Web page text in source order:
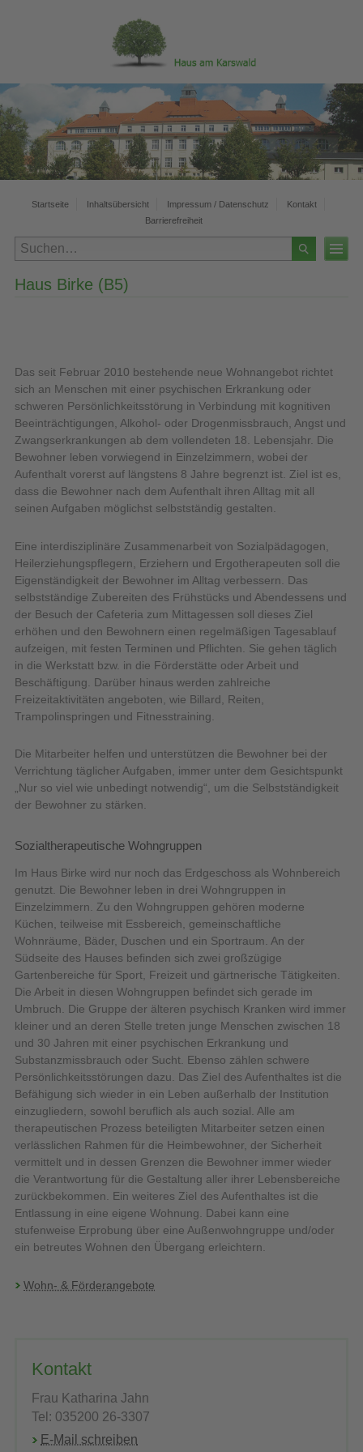
Startseite Inhaltsübersicht Impressum / Datenschutz
Kontakt
Barrierefreiheit
Haus Birke (B5)
Das seit Februar 2010 bestehende neue Wohnangebot richtet
sich an Menschen mit einer psychischen Erkrankung oder
schweren Persönlichkeitsstörung in Verbindung mit kognitiven
Beeinträchtigungen, Alkohol- oder Drogenmissbrauch, Angst und
Zwangserkrankungen ab dem vollendeten 18. Lebensjahr. Die
Bewohner leben vorwiegend in Einzelzimmern, wobei der
Aufenthalt vorerst auf längstens 8 Jahre begrenzt ist. Ziel ist es,
dass die Bewohner nach dem Aufenthalt ihren Alltag mit all
seinen Aufgaben möglichst selbstständig gestalten.
Eine interdisziplinäre Zusammenarbeit von Sozialpädagogen,
Heilerziehungspflegern, Erziehern und Ergotherapeuten soll die
Eigenständigkeit der Bewohner im Alltag verbessern. Das
selbstständige Zubereiten des Frühstücks und Abendessens und
der Besuch der Cafeteria zum Mittagessen soll dieses Ziel
erhöhen und den Bewohnern einen regelmäßigen Tagesablauf
aufzeigen, mit festen Terminen und Pflichten. Sie gehen täglich
in die Werkstatt bzw. in die Förderstätte oder Arbeit und
Beschäftigung. Darüber hinaus werden zahlreiche
Freizeitaktivitäten angeboten, wie Billard, Reiten,
Trampolinspringen und Fitnesstraining.
Die Mitarbeiter helfen und unterstützen die Bewohner bei der
Verrichtung täglicher Aufgaben, immer unter dem Gesichtspunkt
„Nur so viel wie unbedingt notwendig“, um die Selbstständigkeit
der Bewohner zu stärken.
Sozialtherapeutische Wohngruppen
Im Haus Birke wird nur noch das Erdgeschoss als Wohnbereich
genutzt. Die Bewohner leben in drei Wohngruppen in
Einzelzimmern. Zu den Wohngruppen gehören moderne
Küchen, teilweise mit Essbereich, gemeinschaftliche
Wohnräume, Bäder, Duschen und ein Sportraum. An der
Südseite des Hauses befinden sich zwei großzügige
Gartenbereiche für Sport, Freizeit und gärtnerische Tätigkeiten.
Die Arbeit in diesen Wohngruppen befindet sich gerade im
Umbruch. Die Gruppe der älteren psychisch Kranken wird immer
kleiner und an deren Stelle treten junge Menschen zwischen 18
und 30 Jahren mit einer psychischen Erkrankung und
Substanzmissbrauch oder Sucht. Ebenso zählen schwere
Persönlichkeitsstörungen dazu. Das Ziel des Aufenthaltes ist die
Befähigung sich wieder in ein Leben außerhalb der Institution
einzugliedern, sowohl beruflich als auch sozial. Alle am
therapeutischen Prozess beteiligten Mitarbeiter setzen einen
verlässlichen Rahmen für die Heimbewohner, der Sicherheit
vermittelt und in dessen Grenzen die Bewohner immer wieder
die Verantwortung für die Gestaltung aller ihrer Lebensbereiche
zurückbekommen. Ein weiteres Ziel des Aufenthaltes ist die
Entlassung in eine eigene Wohnung. Dabei kann eine
stufenweise Erprobung über eine Außenwohngruppe und/oder
ein betreutes Wohnen den Übergang erleichtern.
Wohn- & Förderangebote
Kontakt
Frau Katharina Jahn
Tel: 035200 26-3307
E-Mail schreiben